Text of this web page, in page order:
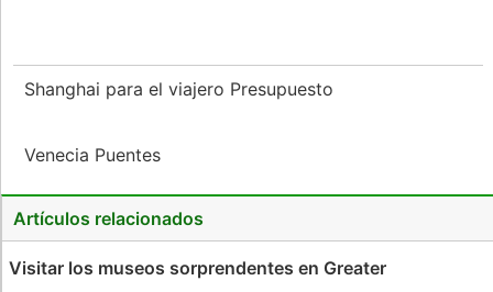
Shanghai para el viajero Presupuesto
Venecia Puentes
Artículos relacionados
Visitar los museos sorprendentes en Greater